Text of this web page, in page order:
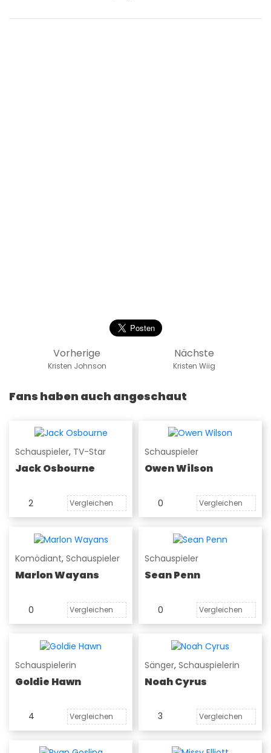
Nächste
Kristen Wiig
Vorherige
Kristen Johnson
Fans haben auch angeschaut
Schauspieler, TV-Star
Jack Osbourne
2 Vergleichen
Schauspieler
Owen Wilson
0 Vergleichen
Komödiant, Schauspieler
Marlon Wayans
0 Vergleichen
Schauspieler
Sean Penn
0 Vergleichen
Schauspielerin
Goldie Hawn
4 Vergleichen
Sänger, Schauspielerin
Noah Cyrus
3 Vergleichen